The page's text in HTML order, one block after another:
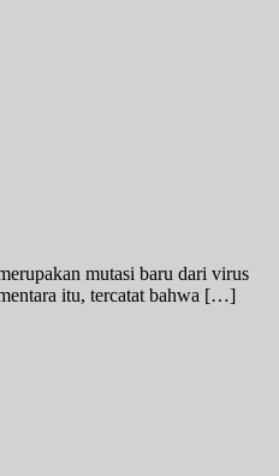
mutasi baru dari virus
itu, tercatat bahwa […]